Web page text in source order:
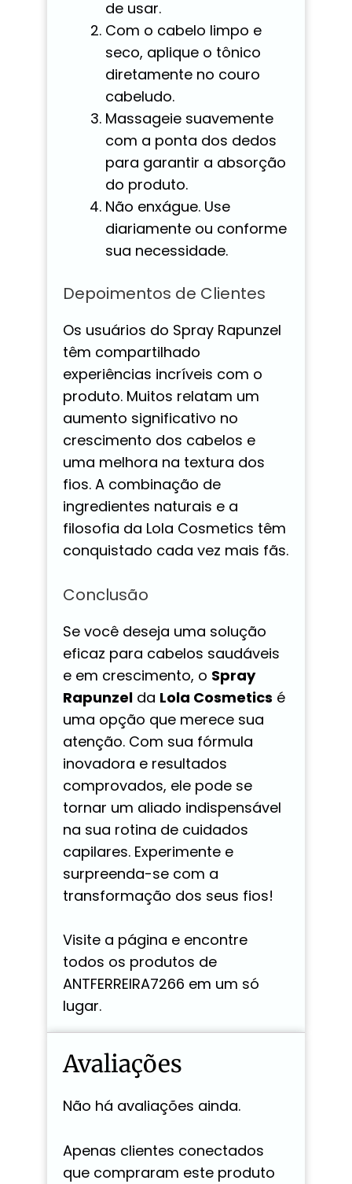
de usar.
Com o cabelo limpo e
seco, aplique o tônico
diretamente no couro
cabeludo.
Massageie suavemente
com a ponta dos dedos
para garantir a absorção
do produto.
Não enxágue. Use
diariamente ou conforme
sua necessidade.
Depoimentos de Clientes
Os usuários do Spray Rapunzel
têm compartilhado
experiências incríveis com o
produto. Muitos relatam um
aumento significativo no
crescimento dos cabelos e
uma melhora na textura dos
fios. A combinação de
ingredientes naturais e a
filosofia da Lola Cosmetics têm
conquistado cada vez mais fãs.
Conclusão
Se você deseja uma solução
eficaz para cabelos saudáveis
e em crescimento, o Spray
Rapunzel da Lola Cosmetics é
uma opção que merece sua
atenção. Com sua fórmula
inovadora e resultados
comprovados, ele pode se
tornar um aliado indispensável
na sua rotina de cuidados
capilares. Experimente e
surpreenda-se com a
transformação dos seus fios!
Visite a página e encontre
todos os produtos de
ANTFERREIRA7266 em um só
lugar.
Avaliações
Não há avaliações ainda.
Apenas clientes conectados
que compraram este produto